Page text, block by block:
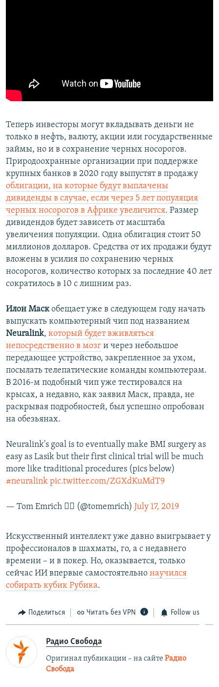
Теперь инвесторы могут вкладывать деньги не
только в нефть, валюту, акции или государственные
займы, но и в сохранение черных носорогов.
Природоохранные организации при поддержке
крупных банков в 2020 году выпустят в продажу
облигации, на которые будут выплачены
дивиденды в случае, если через 5 лет популяция
черных носорогов в Африке увеличится. Размер
дивидендов будет зависеть от масштаба
увеличения популяции. Одна облигация стоит 50
миллионов долларов. Средства от их продажи будут
вложены в усилия по сохранению черных
носорогов, количество которых за последние 40 лет
сократилось в 10 с лишним раз.
Илон Маскобещает уже в следующем году начать
выпускать компьютерный чип под названием
Neuralink, который будет вживляться
непосредственно в мозг и через небольшое
передающее устройство, закрепленное за ухом,
посылать телепатические команды компьютерам.
В 2016-м подобный чип уже тестировался на
крысах, а недавно, как заявил Маск, правда, не
раскрывая подробностей, был успешно опробован
на обезьянах.
Neuralink's goal is to eventually make BMI surgery as
easy as Lasik but their first clinical trial will be much
more like traditional procedures (pics below)
#neuralink pic.twitter.com/ZGXdKuMdT9
— Tom Emrich 🏳️‍🌈 (@tomemrich) July 17, 2019
Искусственный интеллект уже давно выигрывает у
профессионалов в шахматы, го, а с недавнего
времени – и в покер. Но, оказывается, только
сейчас ИИ впервые самостоятельно научился
собирать кубик Рубика.
Поделиться Читать без VPN Follow us
Радио Свобода
Оригинал публикации – на сайте Радио
Свобода